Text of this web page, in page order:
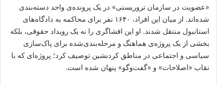
«عضویت در سازمان تروریستی» در یک پرونده‌ی واحد دسته‌بندی
شده‌اند. از میان این افراد، ۱۶۴۰ نفر برای محاکمه به دادگاه‌های
استانبول منتقل شدند. او این افشاگری را نه یک رویداد حقوقی، بلکه
بخشی از یک پروژه‌ی هماهنگ و مرحله‌بندی‌شده برای پاک‌سازی
سیاسی و اجتماعی در مناطق کردنشین توصیف کرد؛ پروژه‌ای که با
نقاب «اصلاحات» و «گفت‌وگو» پنهان شده است.